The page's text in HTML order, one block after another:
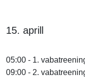
15. aprill
05:00 - 1.
09:00 - 2.